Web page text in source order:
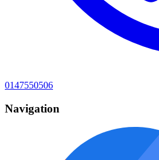
0147550506
Navigation